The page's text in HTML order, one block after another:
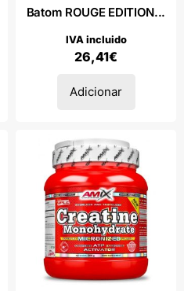
Batom ROUGE EDITION...
26,41€
IVA incluido
Adicionar